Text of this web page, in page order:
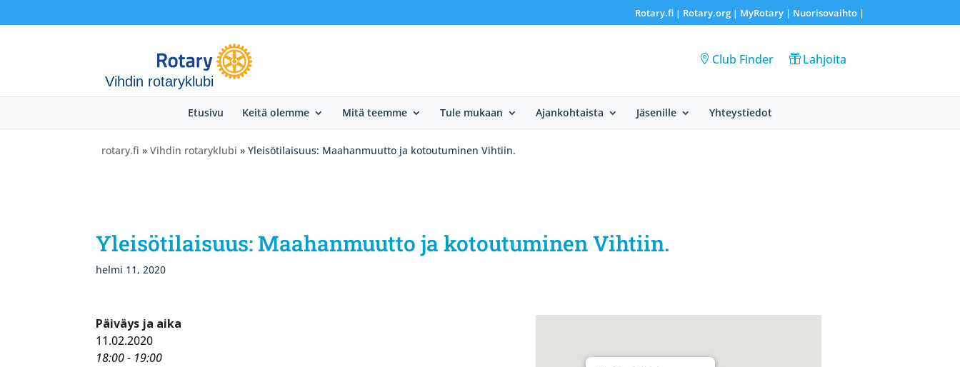
Rotary.fi| Rotary.org| MyRotary | Nuorisovaihto|
Vihdin rotaryklubi
Club Finder Lahjoita
Etusivu Keitä olemme Mitä teemme Tule mukaan Ajankohtaista Jäsenille Yhteystiedot
rotary.fi » Vihdin rotaryklubi » Yleisötilaisuus: Maahanmuutto ja kotoutuminen Vihtiin.
Yleisötilaisuus: Maahanmuutto ja kotoutuminen Vihtiin.
helmi 11, 2020
Päiväys ja aika
11.02.2020
18:00 - 19:00